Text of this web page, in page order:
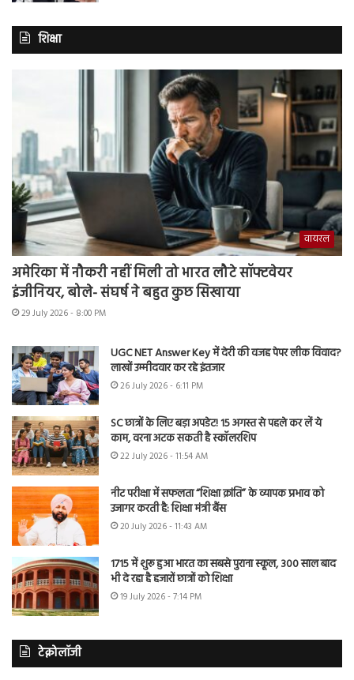
शिक्षा
वायरल
अमेरिका में नौकरी नहीं मिली तो भारत लौटे सॉफ्टवेयर
इंजीनियर, बोले- संघर्ष ने बहुत कुछ सिखाया
29 July 2026 - 8:00 PM
UGC NET Answer Key में देरी की वजह पेपर लीक विवाद?
लाखों उम्मीदवार कर रहे इंतजार
26 July 2026 - 6:11 PM
SC छात्रों के लिए बड़ा अपडेट! 15 अगस्त से पहले कर लें ये
काम, वरना अटक सकती है स्कॉलरशिप
22 July 2026 - 11:54 AM
नीट परीक्षा में सफलता “शिक्षा क्रांति” के व्यापक प्रभाव को
उजागर करती है: शिक्षा मंत्री बैंस
20 July 2026 - 11:43 AM
1715 में शुरू हुआ भारत का सबसे पुराना स्कूल, 300 साल बाद
भी दे रहा है हजारों छात्रों को शिक्षा
19 July 2026 - 7:14 PM
टेक्नोलॉजी